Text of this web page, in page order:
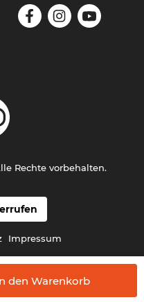
den Warenkorb
Impressum
Rechte vorbehalten.